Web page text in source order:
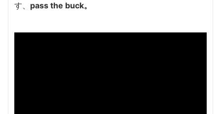
す、 pass the buck。